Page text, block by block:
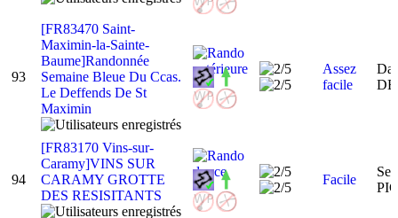
93
[FR83470 Saint-
Maximin-la-Sainte-
Baume]Randonnée
Semaine Bleue Du Ccas.
Le Deffends De St
Maximin
Assez
facile
94
[FR83170 Vins-sur-
Caramy]VINS SUR
CARAMY GROTTE
DES RESISITANTS
Facile